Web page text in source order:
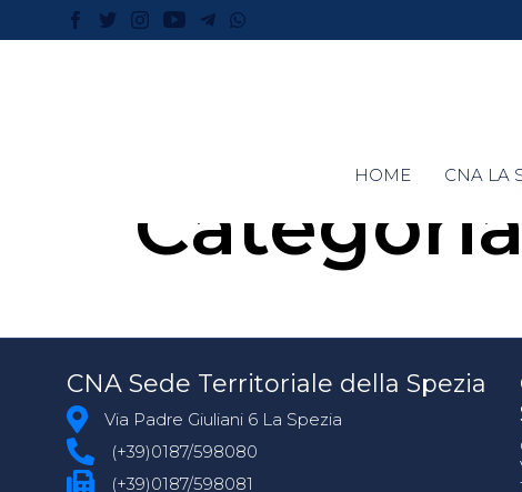
HOME CNA LA
CNA Sede Territoriale della Spezia
Via Padre Giuliani 6 La Spezia
(+39)0187/598080
(+39)0187/598081